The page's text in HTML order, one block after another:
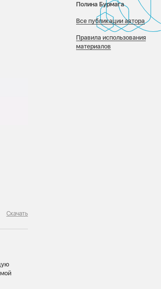
Скачать
Полина Бурмага
Все публикации автора
Правила использования
материалов